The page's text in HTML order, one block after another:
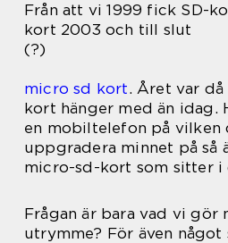
Från att vi 1999 fick SD-
kort 2003 och till slut
(?)
micro sd kort. Året var då
kort hänger med än idag.
en mobiltelefon på vilken
uppgradera minnet på så
micro-sd-kort som sitter i
Frågan är bara vad vi gör
utrymme? För även något